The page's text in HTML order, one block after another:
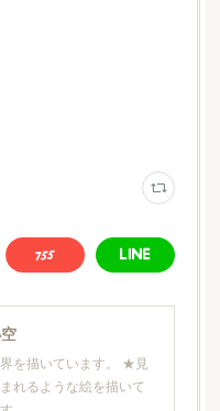
を描いています。 ★見
れるような絵を描いて